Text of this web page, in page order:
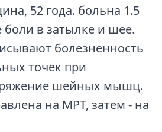
52 года. больна 1.5
боли в затылке и шее.
болезненность
точек при
шейных мышц.
на МРТ, затем - на